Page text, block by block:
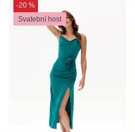
-20 %
Svatební host